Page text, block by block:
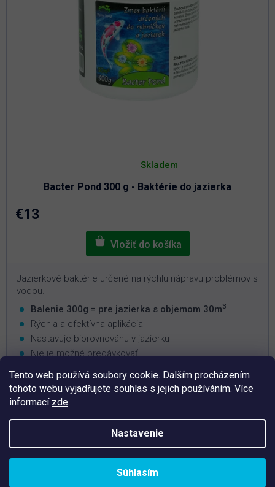
Tento web používá soubory cookie. Dalším procházením
tohoto webu vyjadřujete souhlas s jejich používáním. Více
informací zde.
Nastavenie
Súhlasím
Bacter Pond 300 g - Baktérie do jazierka
hodnotenie
je
5,0
Skladem
€13
Jazierkové baktérie určené na rýchlu nápravu problémov s
vodou.
Balenie 300g = pre jazierka s objemom 30m3
Rýchla a efektívna aplikácia
Nastavuje biorovnováhu v jazierku
Nie je možné predávkovať